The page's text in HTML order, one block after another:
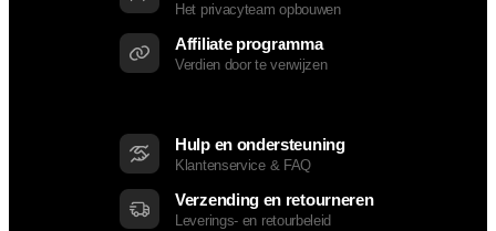
Het privacyteam opbouwen
Affiliate programma
Verdien door te verwijzen
Hulp en ondersteuning
Klantenservice & FAQ
Verzending en retourneren
Leverings- en retourbeleid